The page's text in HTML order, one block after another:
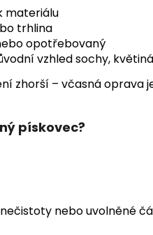
materiálu
trhlina
opotřebovaný
vzhled sochy,
zhorší – včasná oprava
pískovec?
nebo uvolněné